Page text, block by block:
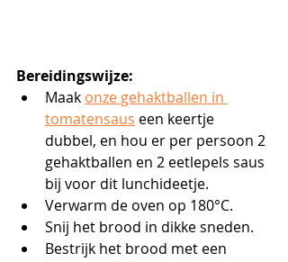
Bereidingswijze:
Maak onze gehaktballen in
tomatensaus een keertje
dubbel, en hou er per persoon 2
gehaktballen en 2 eetlepels saus
bij voor dit lunchideetje.
Verwarm de oven op 180°C.
Snij het brood in dikke sneden.
Bestrijk het brood met een